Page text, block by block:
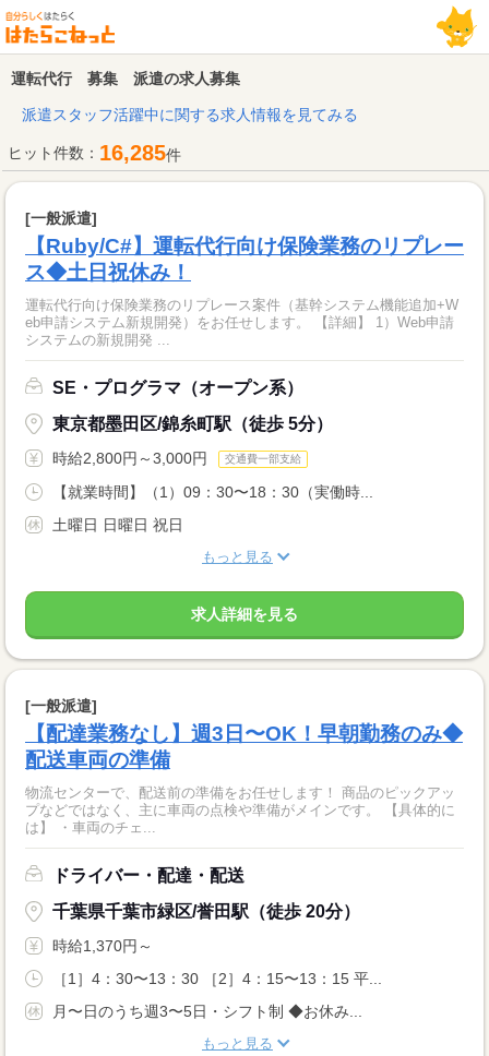
運転代行 募集 派遣の求人募集
派遣スタッフ活躍中に関する求人情報を見てみる
ヒット件数： 16,285件
[一般派遣]
【Ruby/C#】運転代行向け保険業務のリプレー
ス◆土日祝休み！
運転代行向け保険業務のリプレース案件（基幹システム機能追加+W
eb申請システム新規開発）をお任せします。 【詳細】 1）Web申請
システムの新規開発 ...
SE・プログラマ（オープン系）
東京都墨田区/錦糸町駅（徒歩 5分）
時給2,800円～3,000円 交通費一部支給
【就業時間】（1）09：30〜18：30（実働時...
土曜日 日曜日 祝日
もっと見る
求人詳細を見る
[一般派遣]
【配達業務なし】週3日〜OK！早朝勤務のみ◆
配送車両の準備
物流センターで、配送前の準備をお任せします！ 商品のピックアッ
プなどではなく、主に車両の点検や準備がメインです。 【具体的に
は】 ・車両のチェ...
ドライバー・配達・配送
千葉県千葉市緑区/誉田駅（徒歩 20分）
時給1,370円～
［1］4：30〜13：30 ［2］4：15〜13：15 平...
月〜日のうち週3〜5日・シフト制 ◆お休み...
もっと見る